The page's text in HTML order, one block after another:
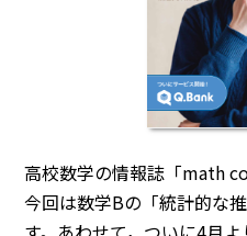
高校数学の情報誌「math
今回は数学Bの「統計的な